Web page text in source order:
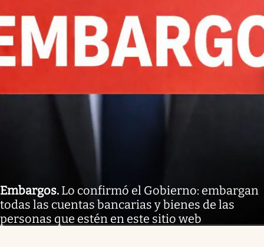
Embargos. Lo confirmó el Gobierno: embargan
todas las cuentas bancarias y bienes de las
personas que estén en este sitio web